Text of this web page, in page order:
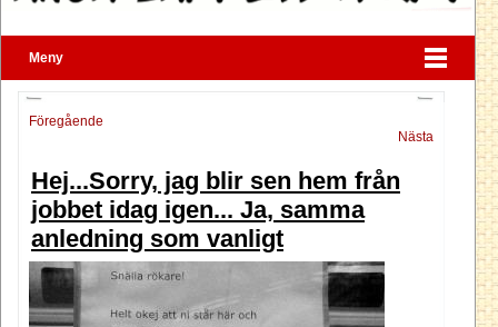
Meny
Föregående
Nästa
Hej...Sorry, jag blir sen hem från
jobbet idag igen... Ja, samma
anledning som vanligt